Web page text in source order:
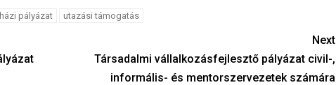
pályázat utazási támogatás
Next
Társadalmi vállalkozásfejlesztő pályázat civil-,
informális- és mentorszervezetek számára